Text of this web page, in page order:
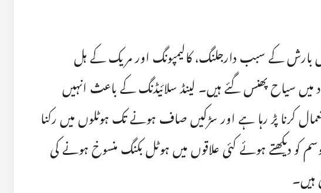
کے سبب دارجلنگ، کالیمپونگ اور مریک کے ہل
میں سیاح پھنس گئے ہیں۔ لینڈ سلائیڈنگ کے باعث انہیں
کرنا پڑ رہا ہے اور سڑکیں صاف ہونے تک ہوٹلوں میں رکنا
کو دیکھتے ہوئے کئی علاقوں میں ہوٹل بکنگ منسوخ ہونے کی
ہیں۔